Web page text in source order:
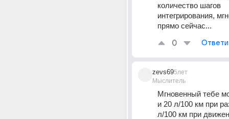
количество шагов
интегрирования,
прямо сейчас...
0
zevs69
Мыслитель
5лет
Мгновенный тебе
и 20 л/100 км при
л/100 км при